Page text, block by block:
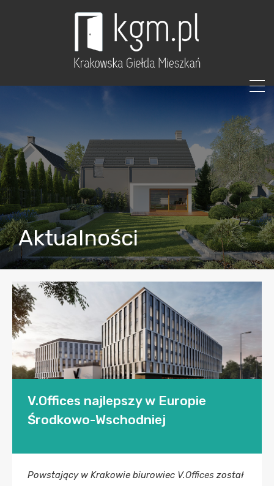
Aktualności
V.Offices najlepszy w Europie
Środkowo-Wschodniej
Powstający w Krakowie biurowiec V.Officeszostał